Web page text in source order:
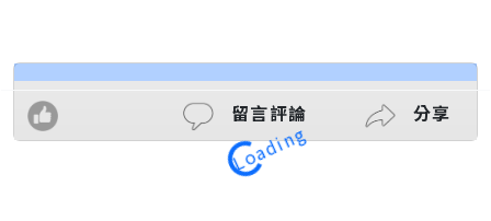
留言評論 分享
Loading